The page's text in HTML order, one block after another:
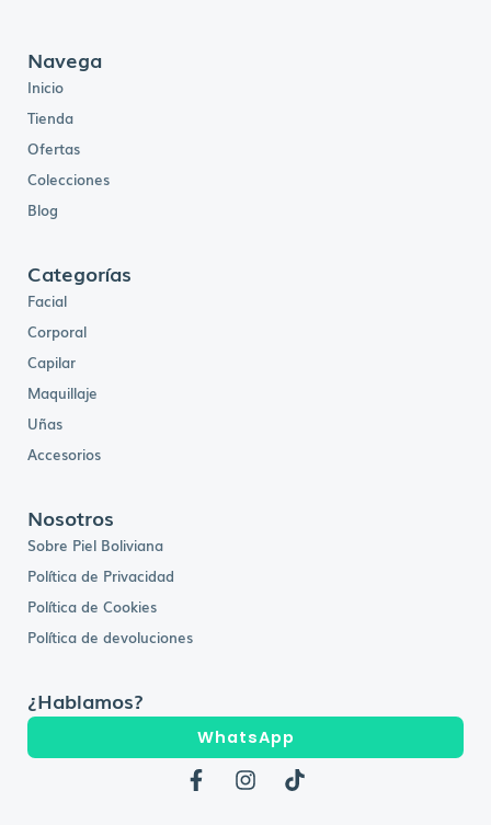
Navega
Inicio
Tienda
Ofertas
Colecciones
Blog
Categorías
Facial
Corporal
Capilar
Maquillaje
Uñas
Accesorios
Nosotros
Sobre Piel Boliviana
Política de Privacidad
Política de Cookies
Política de devoluciones
¿Hablamos?
WhatsApp
F
a
I
n
T
i